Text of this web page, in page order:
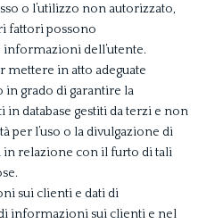
o l’utilizzo non autorizzato,
fattori possono
dell’utente.
mettere in atto adeguate
grado di garantire la
in database gestiti da terzi e non
per l’uso o la divulgazione di
relazione con il furto di tali
sui clienti e dati di
informazioni sui clienti e nel